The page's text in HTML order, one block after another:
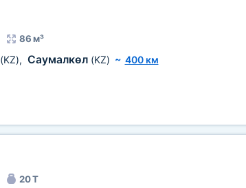
86 м³
(KZ), Саумалкөл (KZ) ~ 400 км
20 Т